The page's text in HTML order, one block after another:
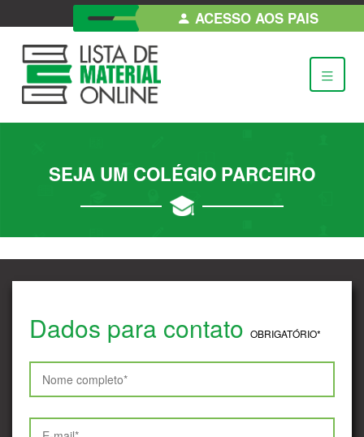
ACESSO AOS PAIS
SEJA UM COLÉGIO PARCEIRO
Dados para contato OBRIGATÓRIO*